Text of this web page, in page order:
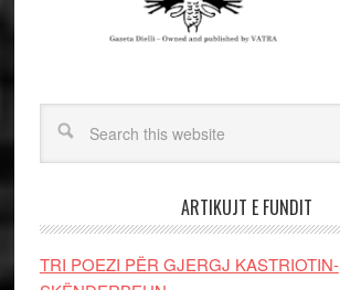
ARTIKUJT E FUNDIT
TRI POEZI PËR GJERGJ KASTRIOTIN-